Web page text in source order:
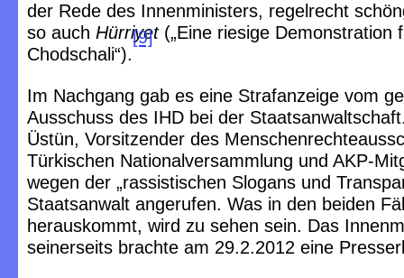
der Rede des Innenministers, regelrecht
so auch Hürriyet(„Eine riesige Demonstration
Chodschali“).
[9]
Im Nachgang gab es eine Strafanzeige vom
Ausschuss des IHD bei der
Üstün, Vorsitzender des
Türkischen Nationalversammlung und AKP-
wegen der „rassistischen Slogans und
Staatsanwalt angerufen. Was in den beiden
herauskommt, wird zu sehen sein. Das
seinerseits brachte am 29.2.2012 eine